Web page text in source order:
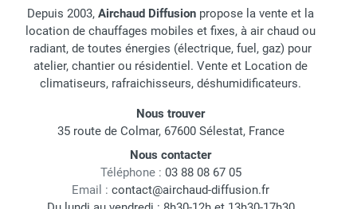
Depuis 2003, Airchaud Diffusion propose la vente et la
location de chauffages mobiles et fixes, à air chaud ou
radiant, de toutes énergies (électrique, fuel, gaz) pour
atelier, chantier ou résidentiel. Vente et Location de
climatiseurs, rafraichisseurs, déshumidificateurs.
Nous trouver
35 route de Colmar, 67600 Sélestat, France
Nous contacter
Téléphone : 03 88 08 67 05
Email : contact@airchaud-diffusion.fr